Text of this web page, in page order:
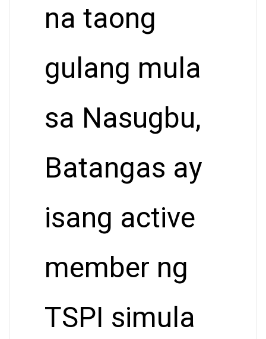
na taong
gulang mula
sa Nasugbu,
Batangas ay
isang active
member ng
TSPI simula